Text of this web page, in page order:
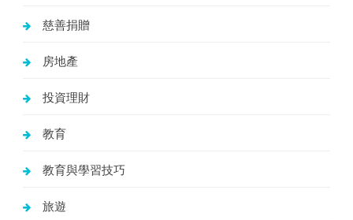
慈善捐贈
房地產
投資理財
教育
教育與學習技巧
旅遊